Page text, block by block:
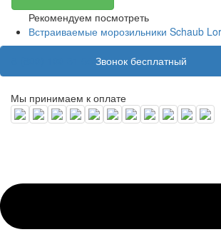
Рекомендуем посмотреть
Встраиваемые морозильники Schaub
Звонок бесплатный
Мы принимаем к оплате